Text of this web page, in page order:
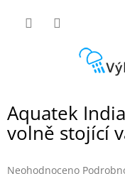
Aquatek
volně stojící
Průměrné
Neohodnoceno